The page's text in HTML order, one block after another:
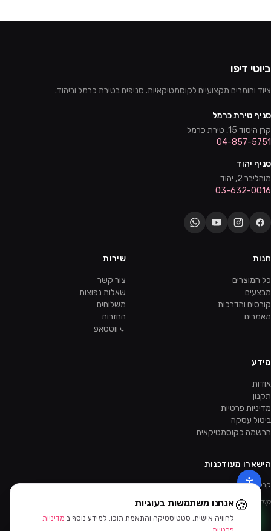
ביוטי דיפו
ציוד וחומרים מקצועיים לקוסמטיקאיות. סניפים בטירת כרמל וביהוד.
סניף טירת כרמל
קרן היסוד 15, טירת כרמל
04-857-5751
סניף יהוד
מוהליבר 2, יהוד
03-632-0016
חנות
כל המוצרים
מבצעים
קורסים והדרכות
מאמרים
שירות
צור קשר
שאלות נפוצות
משלוחים
החזרות
ווטסאפ
מידע
אודות
תקנון
מדיניות פרטיות
ביטול עסקה
הרשמה כקוסמטיקאית
הישארו מעודכנות
קבלו מבצעים ומוצרים חדשים קודם.
קוד ההטמעה של הניוזלטר יתווסף מהאדמין.
🍪אנחנו משתמשות בעוגיות
לחוויה אישית, סטטיסטיקה והתאמת תוכן. למידע נוסף ב מדיניות